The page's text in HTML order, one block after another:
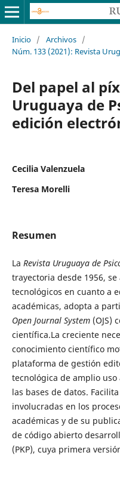
Inicio / Archivos /
Núm. 133 (2021): Revista
Del papel al
Uruguaya de
edición
Cecilia Valenzuela
Teresa Morelli
Resumen
La Revista Uruguaya de
trayectoria desde 1956,
tecnológicos en cuanto a
académicas, adopta a
Open Journal System(OJS)
científica.La creciente
conocimiento científico
plataforma de gestión
tecnológica de amplio
las bases de datos.
involucradas en los
académicas y de su
de código abierto
(PKP), cuya primera